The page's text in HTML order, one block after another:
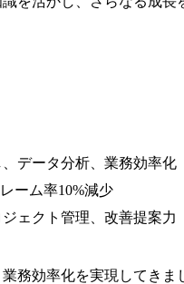
データ分析、業務効率化
ーム率10%減少
ェクト管理、改善提案力
務効率化を実現してきま